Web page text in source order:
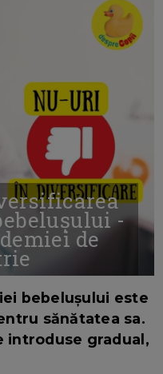
-
de
bebelușului este
sănătatea sa.
introduse gradual,